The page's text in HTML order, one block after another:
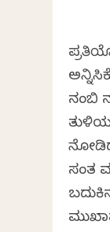
ನಂಬಿ
ಸಂತ